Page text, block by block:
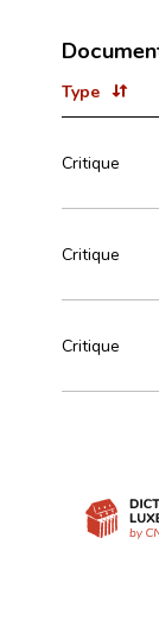
Type
Critique
Critique
Critique